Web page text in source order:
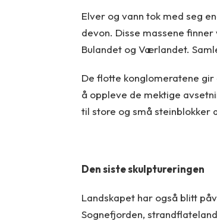
Elver og vann tok med seg
devon. Disse massene
Bulandet og Værlandet.
De flotte konglomeratene
å oppleve de mektige
til store og små steinblokker
Den siste skulptureringen
Landskapet har også blitt
Sognefjorden,